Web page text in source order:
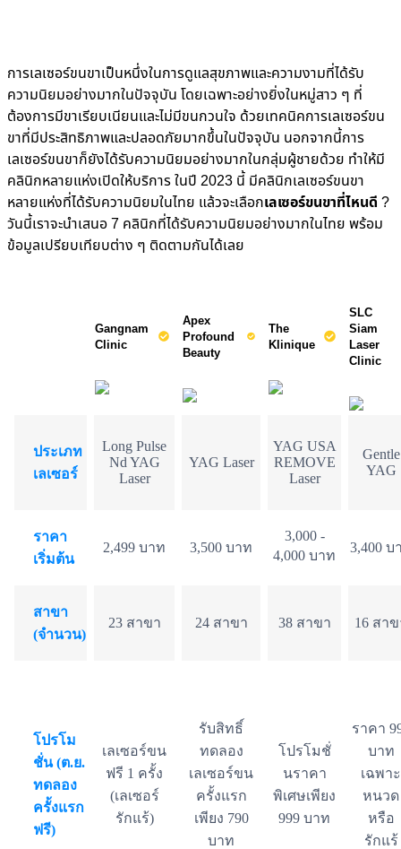
การเลเซอร์ขนขาเป็นหนึ่งในการดูแลสุขภาพและความงามที่ได้รับ
ความนิยมอย่างมากในปัจจุบัน โดยเฉพาะอย่างยิ่งในหมู่สาว ๆ ที่
ต้องการมีขาเรียบเนียนและไม่มีขนกวนใจ ด้วยเทคนิคการเลเซอร์ขน
ขาที่มีประสิทธิภาพและปลอดภัยมากขึ้นในปัจจุบัน นอกจากนี้การ
เลเซอร์ขนขาก็ยังได้รับความนิยมอย่างมากในกลุ่มผู้ชายด้วย ทำให้มี
คลินิกหลายแห่งเปิดให้บริการ ในปี 2023 นี้ มีคลินิกเลเซอร์ขนขา
หลายแห่งที่ได้รับความนิยมในไทย แล้วจะเลือกเลเซอร์ขนขาที่ไหนดี ?
วันนี้เราจะนำเสนอ 7 คลินิกที่ได้รับความนิยมอย่างมากในไทย พร้อม
ข้อมูลเปรียบเทียบต่าง ๆ ติดตามกันได้เลย
Gangnam
Clinic
Apex
Profound
Beauty
The
Klinique
SLC
Siam
Laser
Clinic
ประเภท
เลเซอร์
Long Pulse
Nd YAG
Laser
YAG Laser
YAG USA
REMOVE
Laser
Gentle
YAG
ราคา
เริ่มต้น
2,499 บาท 3,500 บาท
3,000 -
4,000 บาท
3,400 บ
สาขา
(จำนวน)
23 สาขา 24 สาขา 38 สาขา 16 สา
โปรโม
ชั่น (ต.ย.
ทดลอง
ครั้งแรก
ฟรี)
เลเซอร์ขน
ฟรี 1 ครั้ง
(เลเซอร์
รักแร้)
รับสิทธิ์
ทดลอง
เลเซอร์ขน
ครั้งแรก
เพียง 790
บาท
โปรโมชั่
นราคา
พิเศษเพียง
999 บาท
ราคา
บาท
เฉพาะ
หนวด
หรือ
รักแร้